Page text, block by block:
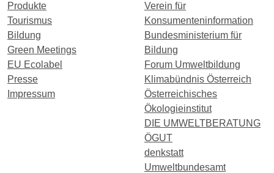
Produkte
Tourismus
Bildung
Green Meetings
EU Ecolabel
Presse
Impressum
Verein für
Konsumenteninformation
Bundesministerium für
Bildung
Forum Umweltbildung
Klimabündnis Österreich
Österreichisches
Ökologieinstitut
DIE UMWELTBERATUNG
ÖGUT
denkstatt
Umweltbundesamt